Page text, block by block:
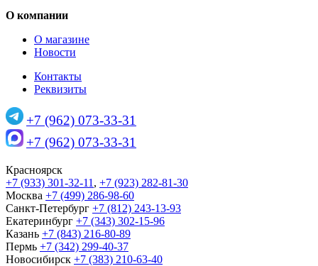
О компании
О магазине
Новости
Контакты
Реквизиты
+7 (962) 073-33-31
+7 (962) 073-33-31
Красноярск
+7 (933) 301-32-11 , +7 (923) 282-81-30
Москва +7 (499) 286-98-60
Санкт-Петербург +7 (812) 243-13-93
Екатеринбург +7 (343) 302-15-96
Казань +7 (843) 216-80-89
Пермь +7 (342) 299-40-37
Новосибирск +7 (383) 210-63-40